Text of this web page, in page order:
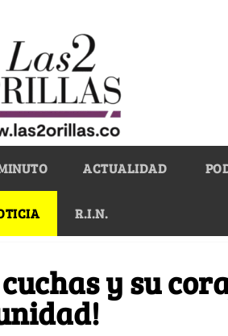
ACTUALIDAD
R.I.N.
cuchas y su